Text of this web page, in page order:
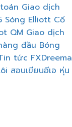
Giao dịch
Sóng Elliott Cố
QM Giao dịch
đầu Bóng
tức FXDreema
สอนเขียนอีเอ หุ่น